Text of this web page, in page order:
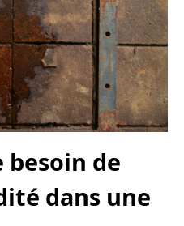
besoin de
dans une